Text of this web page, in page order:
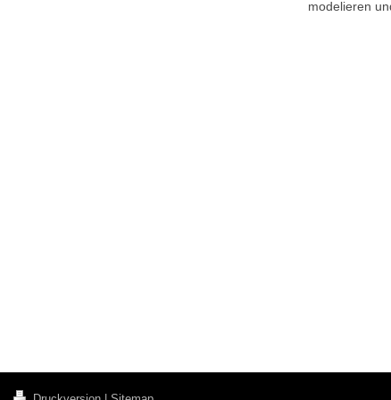
modelieren